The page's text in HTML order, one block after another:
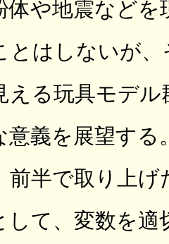
体や地震など
とはしないが
える玩具モデ
意義を展望する
前半で取り上
して、変数を